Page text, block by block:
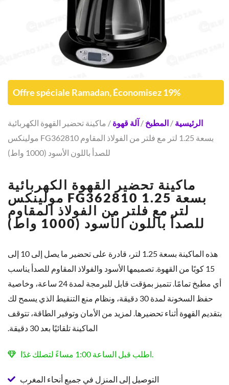
Offre spéciale Ramadan, Économisez 19%
الرئيسية / المطبخ / آلة قهوة / ماكينة تحضير القهوة الكهربائية
مولينكس FG362810 بسعة 1.25 لتر مع فلتر من الفولاذ المقاوم
للصدأ باللون الأسود (1000 واط)
ماكينة تحضير القهوة الكهربائية
مولينكس FG362810 بسعة 1.25
لتر مع فلتر من الفولاذ المقاوم
للصدأ باللون الأسود (1000 واط)
هذه الماكينة بسعة 1.25 لتر، قادرة على تحضير ما يصل إلى 10 إلى
15 كوبًا من القهوة. تصميمها الأسود والفولاذ المقاوم للصدأ يناسب
أي مطبخ تمامًا. تتميز بمؤقت قابل للبرمجة لمدة 24 ساعة، وخاصية
حفظ السخونة لمدة 30 دقيقة، ونظام منع التنقيط الذي يسمح لك
بتقديم القهوة أثناء تحضيرها. لمزيد من الأمان وتوفير الطاقة، تتوقف
الماكينة تلقائيًا بعد 30 دقيقة.
اطلب قبل الساعة 1:00 مساءً لتصلك غدًا.
التوصيل إلى المنزل في جميع أنحاء المغرب